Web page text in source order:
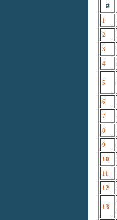
#
1
2
3
4
5
6
7
8
9
10
11
12
13